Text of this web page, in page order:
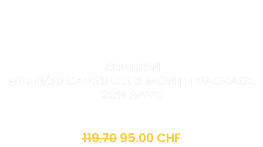
119.70 95.00 CHF